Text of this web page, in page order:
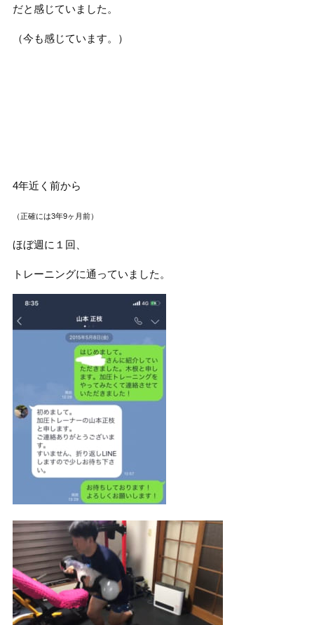
だと感じていました。
（今も感じています。）
4年近く前から
（正確には3年9ヶ月前）
ほぼ週に１回、
トレーニングに通っていました。